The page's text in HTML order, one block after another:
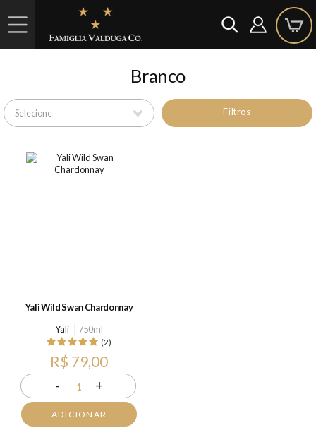
Branco
Filtros
Yali Wild Swan Chardonnay
Yali
750ml
(2)
R$ 79,00
- 1 +
ADICIONAR